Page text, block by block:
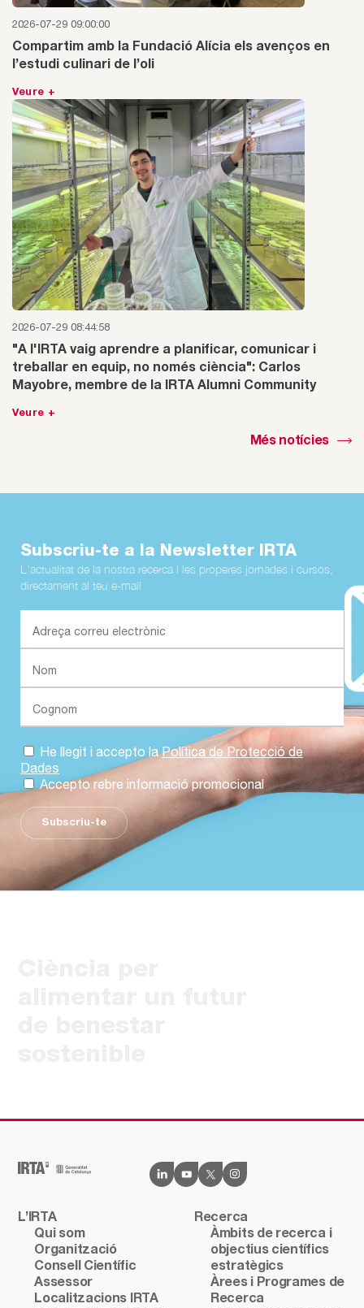
2026-07-29 09:00:00
Compartim amb la Fundació Alícia els avenços en
l’estudi culinari de l’oli
Veure +
2026-07-29 08:44:58
"A l'IRTA vaig aprendre a planificar, comunicar i
treballar en equip, no només ciència": Carlos
Mayobre, membre de la IRTA Alumni Community
Veure +
Més notícies
Subscriu-te a la Newsletter IRTA
L'actualitat de la nostra recerca i les properes jornades i cursos,
directament al teu e-mail
He llegit i accepto laPolítica de Protecció de
Dades
Accepto rebre informació promocional
Subscriu-te
L’IRTA
Qui som
Organització
Consell Científic
Assessor
Localitzacions IRTA
Recerca
Àmbits de recerca i
objectius científics
estratègics
Àrees i Programes de
Recerca